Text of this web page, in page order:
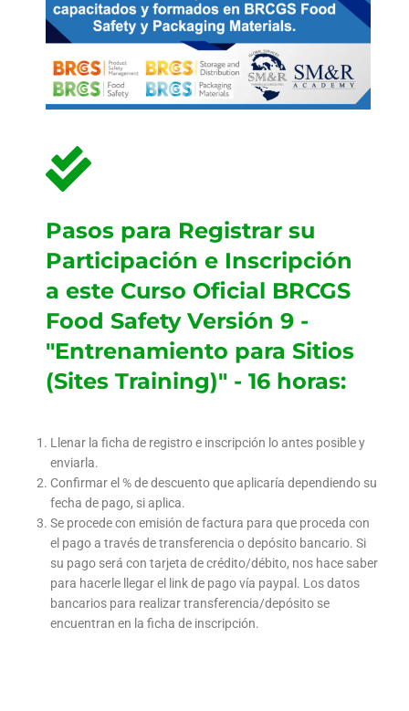
Pasos para Registrar su
Participación e Inscripción
a este Curso Oficial BRCGS
Food Safety Versión 9 -
"Entrenamiento para Sitios
(Sites Training)" - 16 horas:
Llenar la ficha de registro e inscripción lo antes posible y
enviarla.
Confirmar el % de descuento que aplicaría dependiendo su
fecha de pago, si aplica.
Se procede con emisión de factura para que proceda con
el pago a través de transferencia o depósito bancario. Si
su pago será con tarjeta de crédito/débito, nos hace saber
para hacerle llegar el link de pago vía paypal. Los datos
bancarios para realizar transferencia/depósito se
encuentran en la ficha de inscripción.